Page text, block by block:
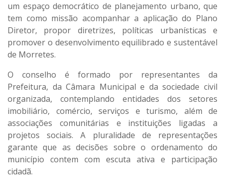
um espaço democrático de planejamento urbano, que
tem como missão acompanhar a aplicação do Plano
Diretor, propor diretrizes, políticas urbanísticas e
promover o desenvolvimento equilibrado e sustentável
de Morretes.
O conselho é formado por representantes da
Prefeitura, daCâmara Municipal e dasociedade civil
organizada, contemplando entidades dos setores
imobiliário, comércio, serviços e turismo, além de
associações comunitárias e instituições ligadas a
projetos sociais. A pluralidade de representações
garante que as decisões sobre o ordenamento do
município contem com escuta ativa e participação
cidadã.